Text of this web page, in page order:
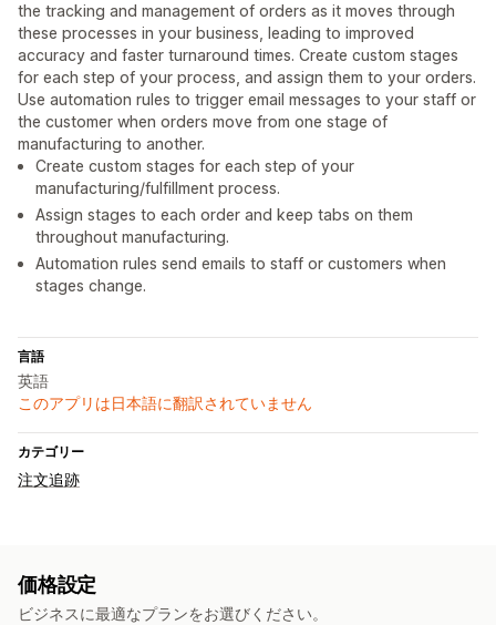
the tracking and management of orders as it moves through
these processes in your business, leading to improved
accuracy and faster turnaround times. Create custom stages
for each step of your process, and assign them to your orders.
Use automation rules to trigger email messages to your staff or
the customer when orders move from one stage of
manufacturing to another.
Create custom stages for each step of your
manufacturing/fulfillment process.
Assign stages to each order and keep tabs on them
throughout manufacturing.
Automation rules send emails to staff or customers when
stages change.
言語
英語
このアプリは日本語に翻訳されていません
カテゴリー
注文追跡
価格設定
ビジネスに最適なプランをお選びください。